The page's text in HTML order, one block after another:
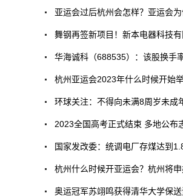
亚运会过后杭州会怎样？亚运会为
舞钢再签新项目！新本电器科技
华海诚科（688535）：该股换手
杭州亚运会2023年什么时候开始
环球关注：不得向未满8周岁未成
2023全国高考正式结束 多地公布
国家发改委：统调电厂存煤达到
杭州什么时候开亚运会？杭州将申
奥运冠军苏翊鸣获得清华大学保